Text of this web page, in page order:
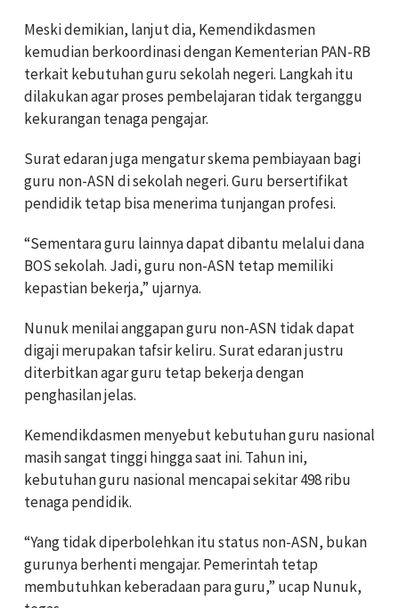
Meski demikian, lanjut dia, Kemendikdasmen
kemudian berkoordinasi dengan Kementerian PAN-RB
terkait kebutuhan guru sekolah negeri. Langkah itu
dilakukan agar proses pembelajaran tidak terganggu
kekurangan tenaga pengajar.
Surat edaran juga mengatur skema pembiayaan bagi
guru non-ASN di sekolah negeri. Guru bersertifikat
pendidik tetap bisa menerima tunjangan profesi.
“Sementara guru lainnya dapat dibantu melalui dana
BOS sekolah. Jadi, guru non-ASN tetap memiliki
kepastian bekerja,” ujarnya.
Nunuk menilai anggapan guru non-ASN tidak dapat
digaji merupakan tafsir keliru. Surat edaran justru
diterbitkan agar guru tetap bekerja dengan
penghasilan jelas.
Kemendikdasmen menyebut kebutuhan guru nasional
masih sangat tinggi hingga saat ini. Tahun ini,
kebutuhan guru nasional mencapai sekitar 498 ribu
tenaga pendidik.
“Yang tidak diperbolehkan itu status non-ASN, bukan
gurunya berhenti mengajar. Pemerintah tetap
membutuhkan keberadaan para guru,” ucap Nunuk,